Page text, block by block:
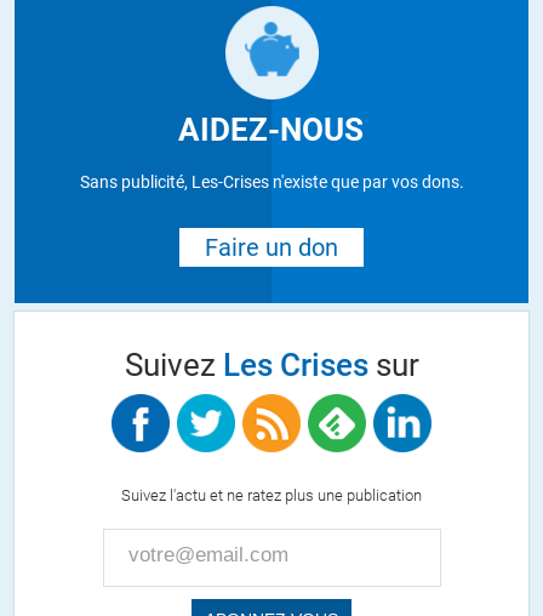
AIDEZ-NOUS
Sans publicité, Les-Crises n'existe que par vos dons.
Faire un don
Suivez Les Crisessur
Suivez l'actu et ne ratez plus une publication